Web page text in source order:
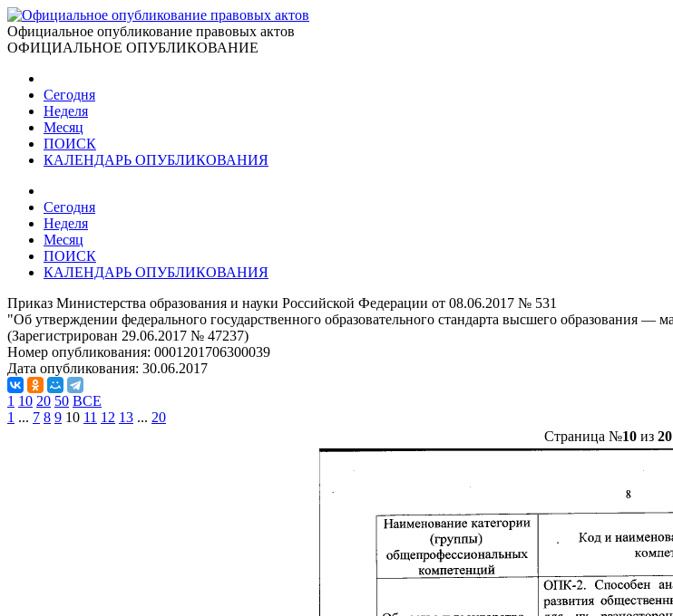
Официальное опубликование правовых актов
ОФИЦИАЛЬНОЕ ОПУБЛИКОВАНИЕ
Сегодня
Неделя
Месяц
ПОИСК
КАЛЕНДАРЬ ОПУБЛИКОВАНИЯ
Сегодня
Неделя
Месяц
ПОИСК
КАЛЕНДАРЬ ОПУБЛИКОВАНИЯ
Приказ Министерства образования и науки Российской Федерации от 08.06.2017 № 531
"Об утверждении федерального государственного образовательного стандарта высшего образования
(Зарегистрирован 29.06.2017 № 47237)
Номер опубликования: 0001201706300039
Дата опубликования: 30.06.2017
1 10 20 50 ВСЕ
1 ... 7 8 9 10 11 12 13 ... 20
Страница №10из 20